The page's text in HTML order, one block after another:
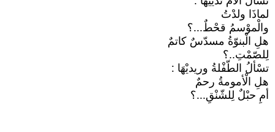
لماذَا ولدْتُ
والْموْسمُ قحْطٌ...؟
هلِ الْبنوّةُ مسدّسٌ كاتمٌ
لِلصّمْتِ..؟
تسْألُ الطّفْلةُ وريديْهَا :
هلِ الْأمومةُ رحمٌ
أمِ حبْلٌ لِلشّنْقِ...؟